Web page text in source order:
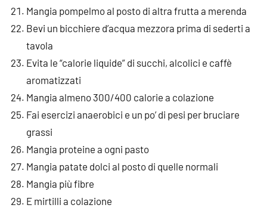
Mangia pompelmo al posto di altra frutta a merenda
Bevi un bicchiere d’acqua mezzora prima di sederti a
tavola
Evita le “calorie liquide” di succhi, alcolici e caffè
aromatizzati
Mangia almeno 300/400 calorie a colazione
Fai esercizi anaerobici e un po’ di pesi per bruciare
grassi
Mangia proteine a ogni pasto
Mangia patate dolci al posto di quelle normali
Mangia più fibre
E mirtilli a colazione